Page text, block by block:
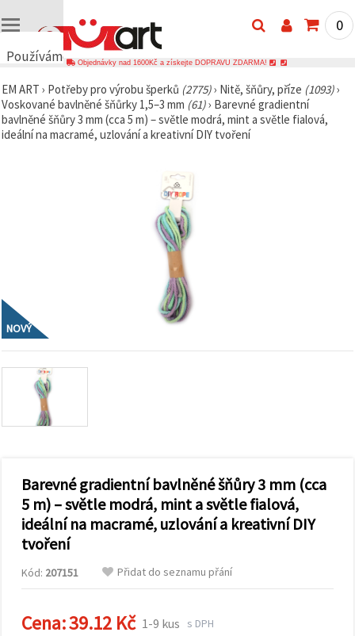
Používáme
🍪
Používáme
cookies a
podobné
návštěvnost
a
zobrazovali
relevantnější
reklamu, a
pomocí
partnerů
Můžete
souhlasit s
použitím
všech
cookies
kliknutím
"Přijmout
preference v
0
Objednávky nad 1600Kč a získejte DOPRAVU ZDARMA!
EM ART › Potřeby pro výrobu šperků (2775)› Nitě, šňůry, příze (1093)›
Voskované bavlněné šňůrky 1,5–3 mm (61)› Barevné gradientní
bavlněné šňůry 3 mm (cca 5 m) – světle modrá, mint a světle fialová,
ideální na macramé, uzlování a kreativní DIY tvoření
NOVÝ
Barevné gradientní bavlněné šňůry 3 mm (cca
5 m) – světle modrá, mint a světle fialová,
ideální na macramé, uzlování a kreativní DIY
tvoření
Kód: 207151 Přidat do seznamu přání
Cena:39.12 Kč 1-9 kus s DPH